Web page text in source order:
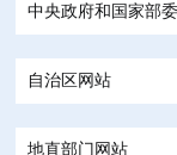
中央政府和国家部
自治区网站
地直部门网站